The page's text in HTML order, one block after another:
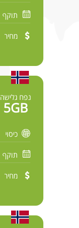
תוקף
מחיר
נפח גלישה
5GB
כיסוי
תוקף
מחיר